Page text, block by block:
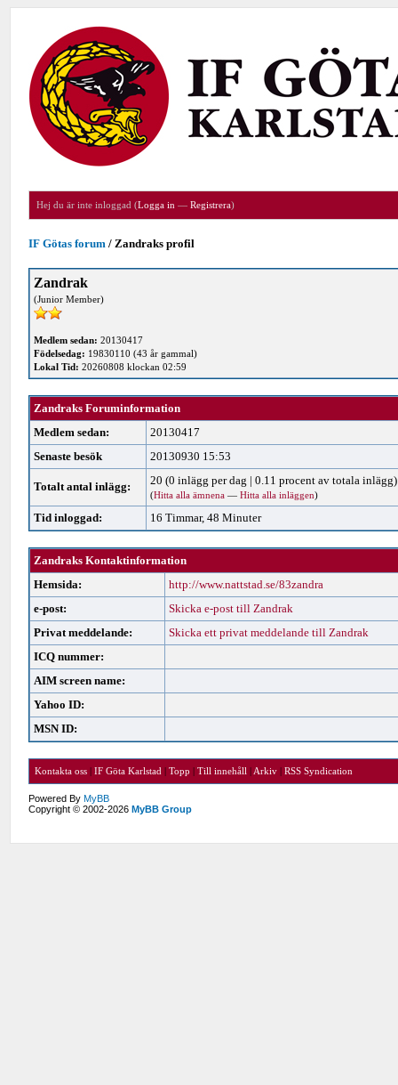
Hej du är inte inloggad (Logga in —Registrera)
IF Götas forum /Zandraks profil
Zandrak
(Junior Member)
Medlem sedan: 20130417
Födelsedag: 19830110 (43 år gammal)
Lokal Tid: 20260808 klockan 02:59
Zandraks Foruminformation
Medlem sedan:
20130417
Senaste besök
20130930 15:53
Totalt antal inlägg: 20 (0 inlägg per dag | 0.11 procent av totala inlägg)
(Hitta alla ämnena —Hitta alla inläggen)
Tid inloggad: 16 Timmar, 48 Minuter
Zandraks Kontaktinformation
Hemsida:
http://www.nattstad.se/83zandra
e-post:
Skicka e-post till Zandrak
Privat meddelande:
Skicka ett privat meddelande till Zandrak
ICQ nummer:
AIM screen name:
Yahoo ID:
MSN ID:
Kontakta oss |IF Göta Karlstad |Topp |Till innehåll | Arkiv |RSS Syndication
Powered ByMyBB
Copyright © 2002-2026MyBB Group